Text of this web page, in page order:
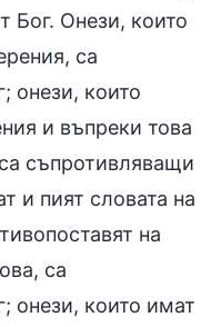
Бог. Онези, които
са
онези, които
и въпреки това
съпротивляващи
и пият словата на
на
са
онези, които имат